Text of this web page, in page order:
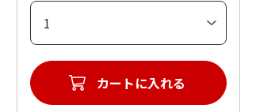
カートに入れる